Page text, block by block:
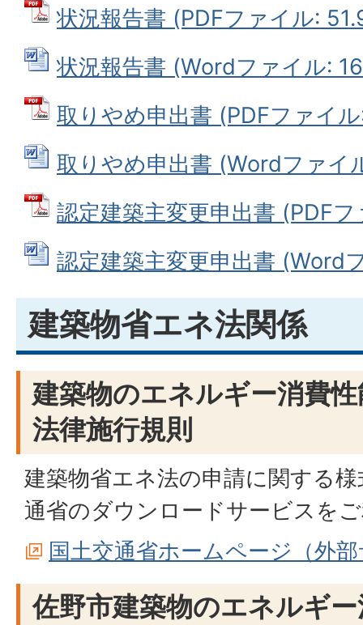
状況報告書 (PDFファイル:
状況報告書 (Wordファイル:
取りやめ申出書 (PDFファイ
取りやめ申出書 (Wordファイ
認定建築主変更申出書 (PDF
認定建築主変更申出書 (Word
建築物省エネ法関係
建築物のエネルギー消費
法律施行規則
建築物省エネ法の申請に関する
通省のダウンロードサービスを
国土交通省ホームページ（外
佐野市建築物のエネルギ